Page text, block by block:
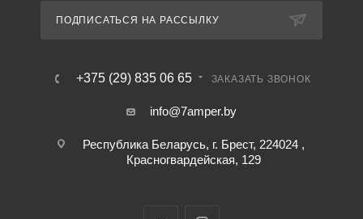
ПОДПИСАТЬСЯ НА РАССЫЛКУ
+375 (29) 835 06 65 ЗАКАЗАТЬ ЗВОНОК
info@7amper.by
Республика Беларусь, г. Брест, 224024 ,
Красногвардейская, 129